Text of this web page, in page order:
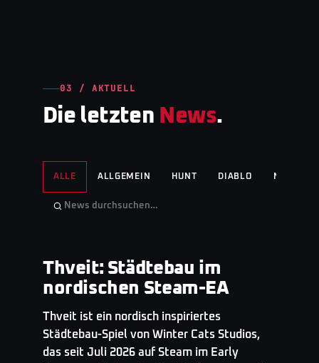
03 / AKTUELL
Die letzten News.
ALLE ALLGEMEIN HUNT DIABLO NO
GAMINGNEWS· TOP STORY
Thveit: Städtebau im
nordischen Steam-EA
Thveit ist ein nordisch inspiriertes
Städtebau-Spiel von Winter Cats Studios,
das seit Juli 2026 auf Steam im Early